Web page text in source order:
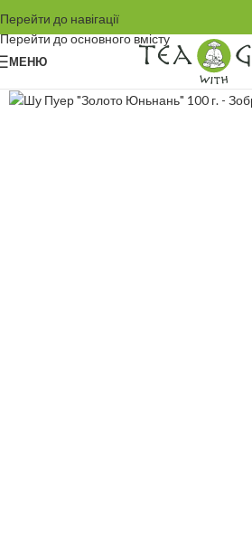
Перейти до навігації
Перейти до основного вмісту
МЕНЮ